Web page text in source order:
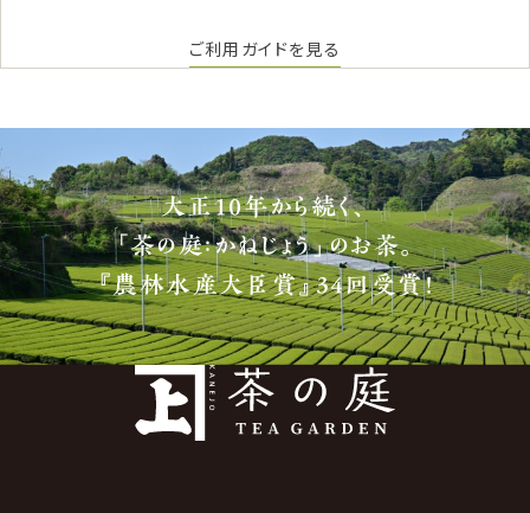
ご利用ガイドを見る
大正10年から続く、
「茶の庭：かねじょう」のお茶。
『農林水産大臣賞』34回受賞！